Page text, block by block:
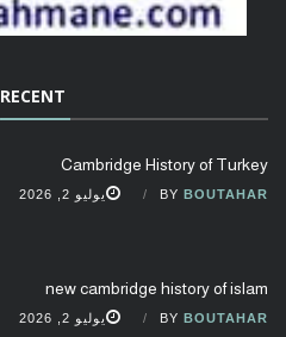
RECENT
Cambridge History of Turkey
BY BOUTAHAR يوليو 2, 2026
new cambridge history of islam
BY BOUTAHAR يوليو 2, 2026